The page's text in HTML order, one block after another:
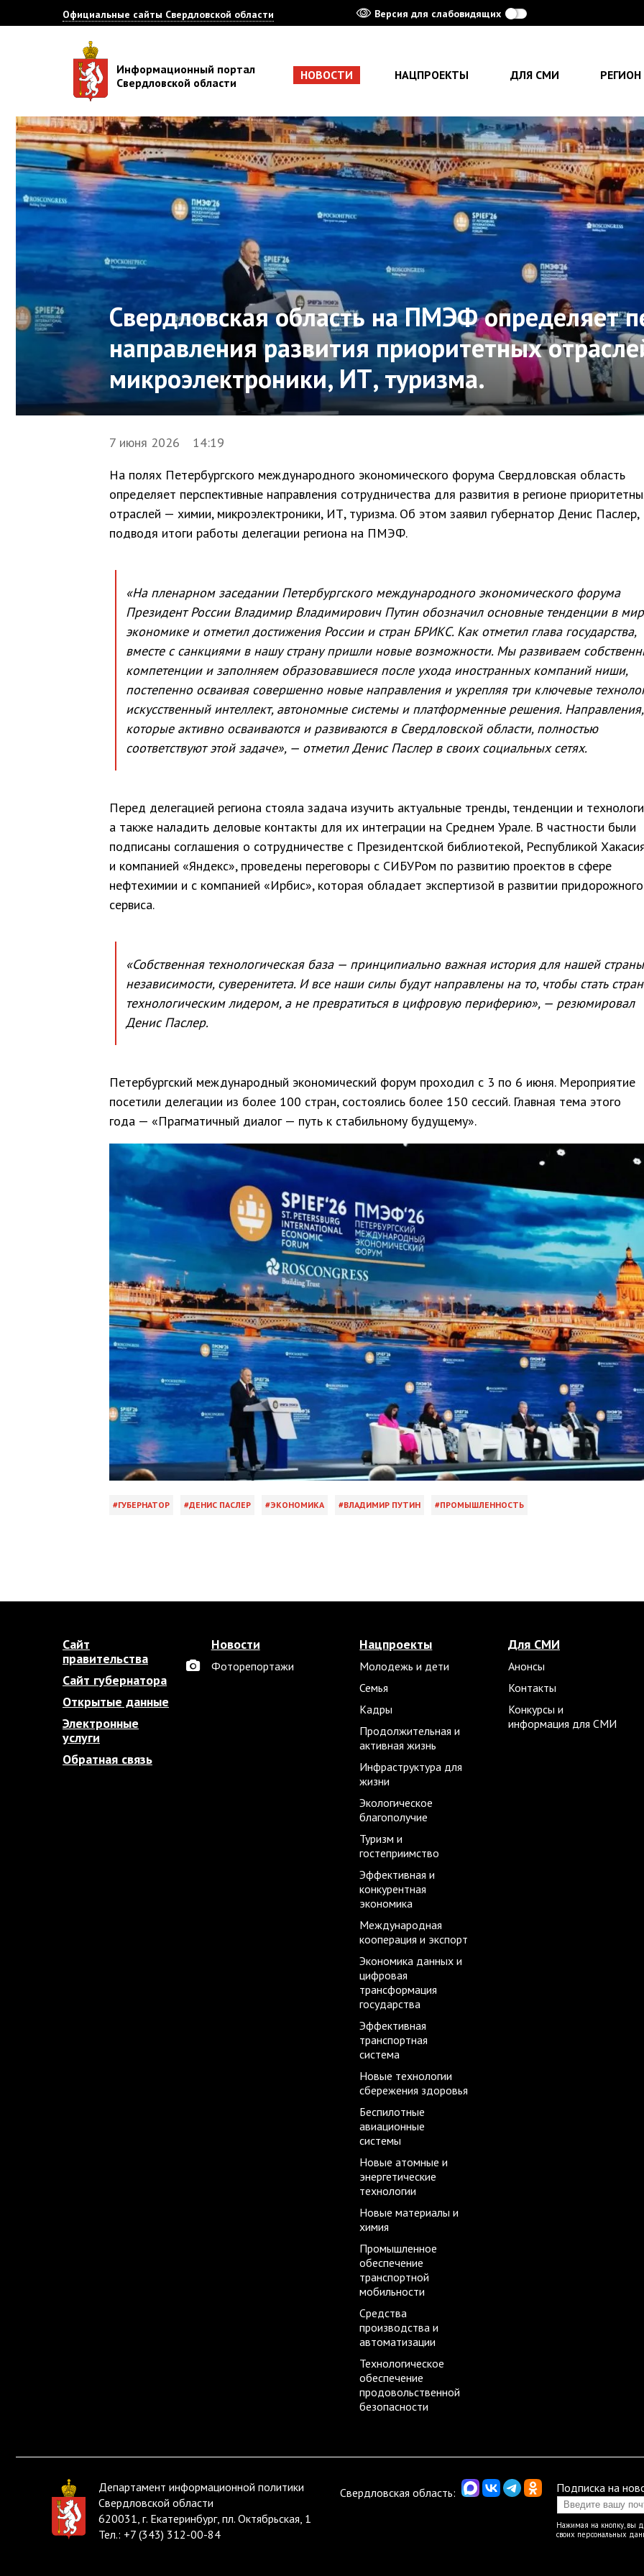
Официальные сайты Свердловской области Версия для слабовидящих
Информационный портал
Свердловской области
НОВОСТИ НАЦПРОЕКТЫ ДЛЯ СМИ РЕГИОН
Свердловская область на ПМЭФ определяет
направления развития приоритетных
микроэлектроники, ИТ, туризма.
7 июня 2026 14:19
На полях Петербургского международного экономического форума Свердловская область
определяет перспективные направления сотрудничества для развития в регионе
отраслей — химии, микроэлектроники, ИТ, туризма. Об этом заявил губернатор Денис Паслер,
подводя итоги работы делегации региона на ПМЭФ.
«На пленарном заседании Петербургского международного экономического форума
Президент России Владимир Владимирович Путин обозначил основные тенденции в
экономике и отметил достижения России и стран БРИКС. Как отметил глава государства,
вместе с санкциями в нашу страну пришли новые возможности. Мы развиваем
компетенции и заполняем образовавшиеся после ухода иностранных компаний ниши,
постепенно осваивая совершенно новые направления и укрепляя три ключевые
искусственный интеллект, автономные системы и платформенные решения. Направления,
которые активно осваиваются и развиваются в Свердловской области, полностью
соответствуют этой задаче», — отметил Денис Паслер в своих социальных сетях.
Перед делегацией региона стояла задача изучить актуальные тренды, тенденции и
а также наладить деловые контакты для их интеграции на Среднем Урале. В частности были
подписаны соглашения о сотрудничестве с Президентской библиотекой, Республикой
и компанией «Яндекс», проведены переговоры с СИБУРом по развитию проектов в сфере
нефтехимии и с компанией «Ирбис», которая обладает экспертизой в развитии придорожного
сервиса.
«Собственная технологическая база — принципиально важная история для нашей
независимости, суверенитета. И все наши силы будут направлены на то, чтобы стать
технологическим лидером, а не превратиться в цифровую периферию», — резюмировал
Денис Паслер.
Петербургский международный экономический форум проходил с 3 по 6 июня. Мероприятие
посетили делегации из более 100 стран, состоялись более 150 сессий. Главная тема этого
года — «Прагматичный диалог — путь к стабильному будущему».
ГУБЕРНАТОР ДЕНИС ПАСЛЕР ЭКОНОМИКА ВЛАДИМИР ПУТИН ПРОМЫШЛЕННОСТЬ
Сайт
правительства
Сайт губернатора
Открытые данные
Электронные
услуги
Обратная связь
Новости
Фоторепортажи
Нацпроекты
Молодежь и дети
Семья
Кадры
Продолжительная и
активная жизнь
Инфраструктура для
жизни
Экологическое
благополучие
Туризм и
гостеприимство
Эффективная и
конкурентная
экономика
Международная
кооперация и экспорт
Экономика данных и
цифровая
трансформация
государства
Эффективная
транспортная
система
Новые технологии
сбережения здоровья
Беспилотные
авиационные
системы
Новые атомные и
энергетические
технологии
Новые материалы и
химия
Промышленное
обеспечение
транспортной
мобильности
Средства
производства и
автоматизации
Технологическое
обеспечение
продовольственной
безопасности
Для СМИ
Анонсы
Контакты
Конкурсы и
информация для СМИ
Департамент информационной политики
Свердловской области
620031, г. Екатеринбург, пл. Октябрьская, 1
Тел.: +7 (343) 312-00-84
Свердловская область: Подписка на
Нажимая на кнопку, вы
своих персональных